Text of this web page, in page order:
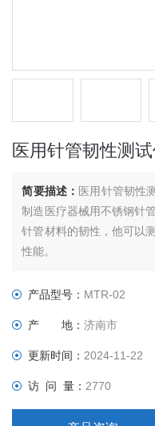
医用针管韧性测
简要描述： 医用针管韧性
制造医疗器械用不锈钢针
针管材料的韧性，他可以
性能。
产品型号： MTR-02
产 地：济南市
更新时间：2024-11-22
访 问 量：2770